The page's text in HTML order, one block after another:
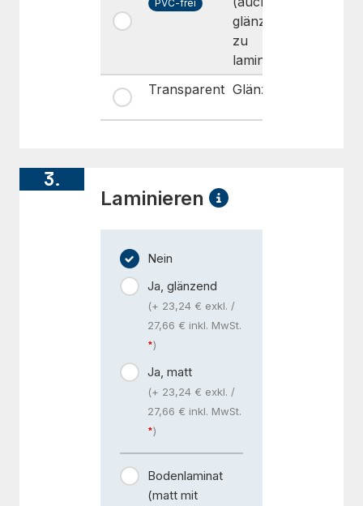
PVC-frei
glänzend
zu
laminieren)
Transparent Glänzend
3.
Laminieren
Nein
Ja, glänzend
(+ 23,24 € exkl. /
27,66 € inkl. MwSt.
)
Ja, matt
(+ 23,24 € exkl. /
27,66 € inkl. MwSt.
)
Bodenlaminat
(matt mit